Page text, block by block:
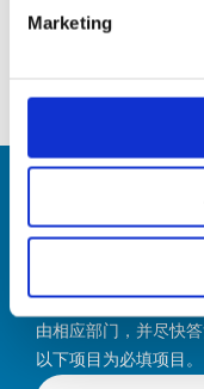
Marketing
我们可以帮
请选择对应项目并描
由相应部门，并尽快答
以下项目为必填项目。